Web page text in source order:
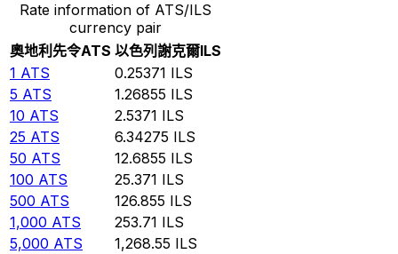
Rate information of ATS/ILS
currency pair
奧地利先令ATS 以色列謝克爾ILS
1 ATS 0.25371 ILS
5 ATS 1.26855 ILS
10 ATS 2.5371 ILS
25 ATS 6.34275 ILS
50 ATS 12.6855 ILS
100 ATS 25.371 ILS
500 ATS 126.855 ILS
1,000 ATS 253.71 ILS
5,000 ATS 1,268.55 ILS